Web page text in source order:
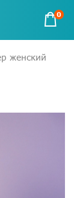
0
женский